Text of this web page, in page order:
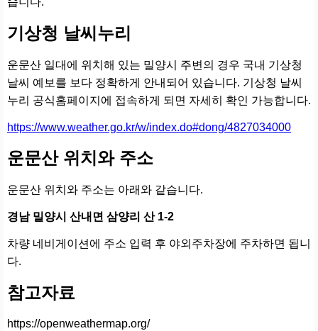
기상청 날씨누리
운문산 일대에 위치해 있는 밀양시 주변의 경우 국내 기상청
날씨 예보를 보다 정확하게 안내되어 있습니다. 기상청 날씨
누리 공식홈페이지에 접속하게 되면 자세히 확인 가능합니다.
https://www.weather.go.kr/w/index.do#dong/4827034000
운문산 위치와 주소
운문산 위치와 주소는 아래와 같습니다.
경남 밀양시 산내면 삼양리 산 1-2
차량 네비게이션에 주소 입력 후 야외주차장에 주차하면 됩니
다.
참고자료
https://openweathermap.org/